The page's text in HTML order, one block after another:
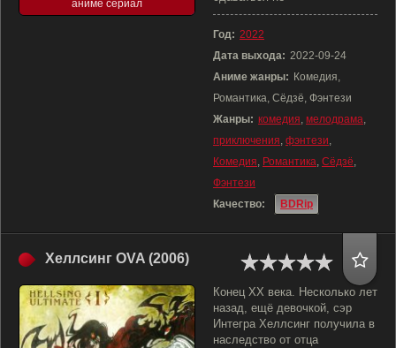
аниме сериал
Год: 2022
Дата выхода: 2022-09-24
Аниме жанры: Комедия,
Романтика, Сёдзё, Фэнтези
Жанры: комедия, мелодрама,
приключения, фэнтези,
Комедия, Романтика, Сёдзё,
Фэнтези
Качество:
BDRip
Хеллсинг OVA (2006)
Конец XX века. Несколько лет
назад, ещё девочкой, сэр
Интегра Хеллсинг получила в
наследство от отца